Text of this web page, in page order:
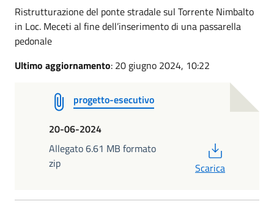
Ristrutturazione del ponte stradale sul Torrente Nimbalto
in Loc. Meceti al fine dell’inserimento di una passarella
pedonale
Ultimo aggiornamento: 20 giugno 2024, 10:22
progetto-esecutivo
20-06-2024
Allegato 6.61 MB formato
zip
Scarica